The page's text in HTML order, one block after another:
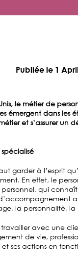
Publiée le 1
le métier de
émergent dans les
et s’assurer un
garder à l’esprit
En effet, le
personnel, qui
la personnalité,
avec une
de vie,
ses actions en